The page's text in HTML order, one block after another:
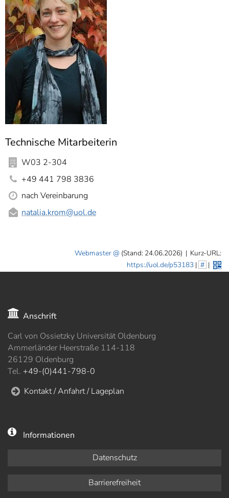
Technische Mitarbeiterin
W03 2-304
+49 441 798 3836
nach Vereinbarung
natalia.krom@uol.de
Webmaster (Stand: 24.06.2026) | Kurz-URL:
https://uol.de/p53183 | # |
Anschrift
Carl von Ossietzky Universität Oldenburg
Ammerländer Heerstraße 114-118
26129 Oldenburg
Tel. +49-(0)441-798-0
Kontakt / Anfahrt / Lageplan
Informationen
Datenschutz
Barrierefreiheit